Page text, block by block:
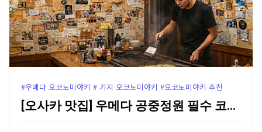
#우메다 오코노미야키 # 기지 오코노미야키 #오코노미야키 추천
[오사카 맛집] 우메다 공중정원 필수 코스 '오코노미야…